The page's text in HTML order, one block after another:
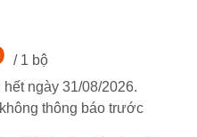
/ 1 bộ
hết ngày 31/08/2026.
thông báo trước